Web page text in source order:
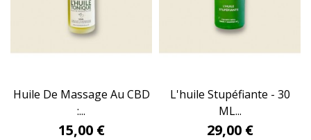
Huile De Massage Au CBD
:...
15,00 €
L'huile Stupéfiante - 30
ML...
29,00 €